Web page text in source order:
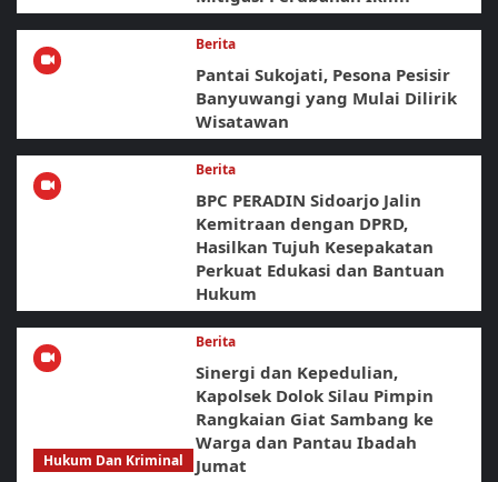
Berita
Pantai Sukojati, Pesona Pesisir
Banyuwangi yang Mulai Dilirik
Wisatawan
Berita
BPC PERADIN Sidoarjo Jalin
Kemitraan dengan DPRD,
Hasilkan Tujuh Kesepakatan
Perkuat Edukasi dan Bantuan
Hukum
Berita
Sinergi dan Kepedulian,
Kapolsek Dolok Silau Pimpin
Rangkaian Giat Sambang ke
Warga dan Pantau Ibadah
Jumat
Hukum Dan Kriminal